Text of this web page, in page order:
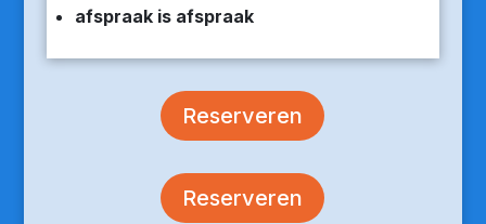
afspraak is afspraak
Reserveren
Reserveren